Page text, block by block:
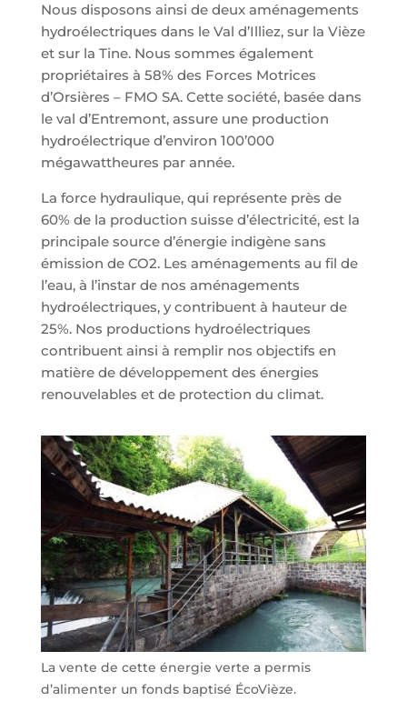
Nous disposons ainsi de deux aménagements
hydroélectriques dans le Val d’Illiez, sur la Vièze
et sur la Tine. Nous sommes également
propriétaires à 58% des Forces Motrices
d’Orsières – FMO SA. Cette société, basée dans
le val d’Entremont, assure une production
hydroélectrique d’environ 100’000
mégawattheures par année.
La force hydraulique, qui représente près de
60% de la production suisse d’électricité, est la
principale source d’énergie indigène sans
émission de CO2. Les aménagements au fil de
l’eau, à l’instar de nos aménagements
hydroélectriques, y contribuent à hauteur de
25%. Nos productions hydroélectriques
contribuent ainsi à remplir nos objectifs en
matière de développement des énergies
renouvelables et de protection du climat.
La vente de cette énergie verte a permis
d’alimenter un fonds baptisé ÉcoVièze.